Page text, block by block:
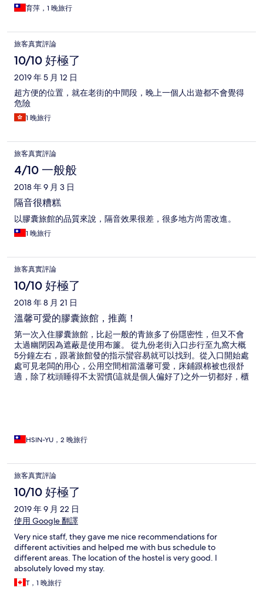
育萍，1 晚旅行
旅客真實評論
10/10 好極了
2019 年 5 月 12 日
超方便的位置，就在老街的中間段，晚上一個人出遊都不會覺得
危險
1 晚旅行
旅客真實評論
4/10 一般般
2018 年 9 月 3 日
隔音很糟糕
以膠囊旅館的品質來說，隔音效果很差，很多地方尚需改進。
1 晚旅行
旅客真實評論
10/10 好極了
2018 年 8 月 21 日
溫馨可愛的膠囊旅館，推薦！
第一次入住膠囊旅館，比起一般的青旅多了份隱密性，但又不會
太過幽閉因為遮蔽是使用布簾。 從九份老街入口步行至九窩大概
5分鐘左右，跟著旅館發的指示蠻容易就可以找到。從入口開始處
處可見老闆的用心，公用空間相當溫馨可愛，床鋪跟棉被也很舒
適，除了枕頭睡得不太習慣(這就是個人偏好了)之外一切都好，櫃
HSIN-YU，2 晚旅行
旅客真實評論
10/10 好極了
2019 年 9 月 22 日
使用 Google 翻譯
Very nice staff, they gave me nice recommendations for
different activities and helped me with bus schedule to
different areas. The location of the hostel is very good. I
absolutely loved my stay.
T，1 晚旅行